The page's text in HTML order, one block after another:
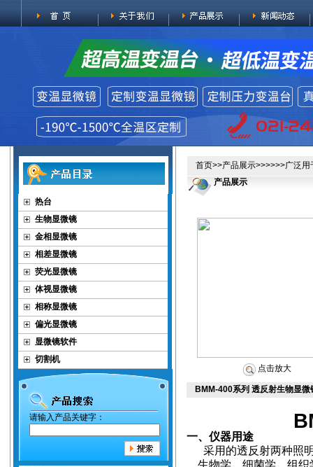
热台
生物显微镜
金相显微镜
相差显微镜
荧光显微镜
体视显微镜
相称显微镜
偏光显微镜
显微镜软件
切割机
请输入产品关键字：
首页>>产品展示>>>>>>广泛用
产品展示
点击放大
BMM-400系列 透反射生物显
一、仪器用途
采用的透反射两种照
生物学、细菌学、组